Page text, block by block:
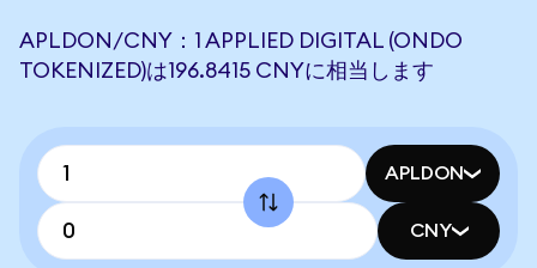
APLDON/CNY：1 APPLIED DIGITAL (ONDO
TOKENIZED)は196.8415 CNYに相当します
APLDON
CNY